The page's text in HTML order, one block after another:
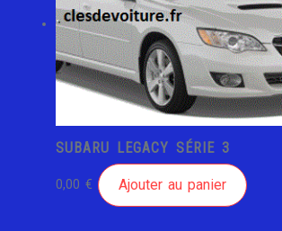
SUBARU LEGACY SÉRIE 3
0,00€ Ajouter au panier